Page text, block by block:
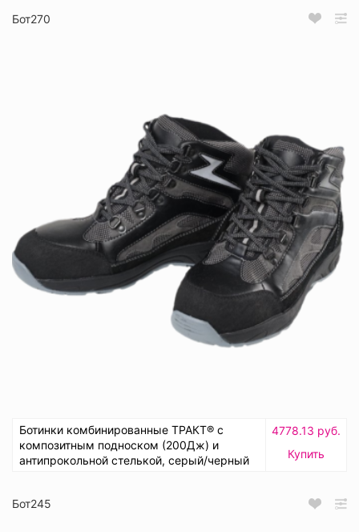
Бот270
Ботинки комбинированные ТРАКТ® с
композитным подноском (200Дж) и
антипрокольной стелькой, серый/черный
4778.13 руб.
Купить
Бот245